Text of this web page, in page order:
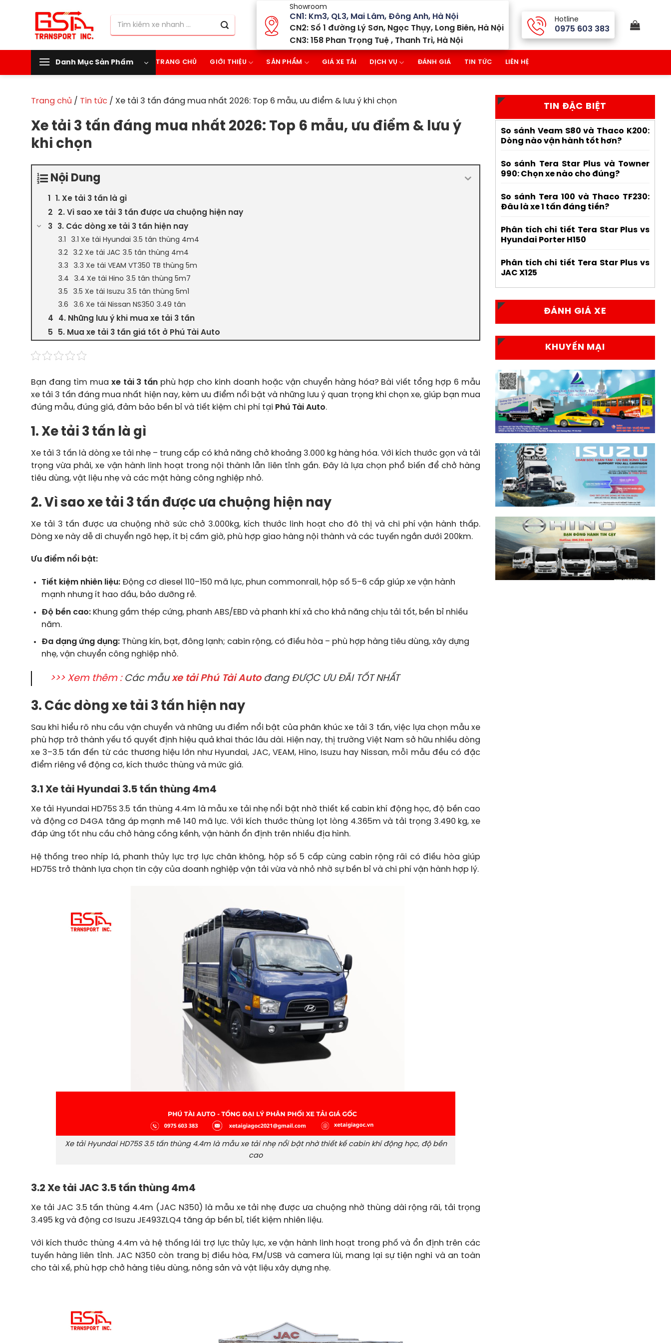
Tìm
Showroom
CN1: Km3, QL3, Mai Lâm, Đông Anh, Hà Nội
CN2: Số 1 đường Lý Sơn, Ngọc Thụy, Long Biên, Hà Nội
CN3: 158 Phan Trọng Tuệ , Thanh Trì, Hà Nội
Hotline
0975 603 383
Danh Mục Sản Phẩm TRANG CHỦ GIỚI THIỆU SẢN PHẨM GIÁ XE TẢI DỊCH VỤ ĐÁNH GIÁ TIN TỨC LIÊN HỆ
Trang chủ / Tin tức / Xe tải 3 tấn đáng mua nhất 2026: Top 6 mẫu, ưu điểm & lưu ý khi chọn
Xe tải 3 tấn đáng mua nhất 2026: Top 6 mẫu, ưu điểm & lưu ý
khi chọn
Nội Dung
1. Xe tải 3 tấn là gì
2. Vì sao xe tải 3 tấn được ưa chuộng hiện nay
3. Các dòng xe tải 3 tấn hiện nay
3.1 Xe tải Hyundai 3.5 tấn thùng 4m4
3.2 Xe tải JAC 3.5 tấn thùng 4m4
3.3 Xe tải VEAM VT350 TB thùng 5m
3.4 Xe tải Hino 3.5 tấn thùng 5m7
3.5 Xe tải Isuzu 3.5 tấn thùng 5m1
3.6 Xe tải Nissan NS350 3.49 tấn
4. Những lưu ý khi mua xe tải 3 tấn
5. Mua xe tải 3 tấn giá tốt ở Phú Tài Auto
Bạn đang tìm mua xe tải 3 tấn phù hợp cho kinh doanh hoặc vận chuyển hàng hóa? Bài viết tổng hợp 6 mẫu
xe tải 3 tấn đáng mua nhất hiện nay, kèm ưu điểm nổi bật và những lưu ý quan trọng khi chọn xe, giúp bạn mua
đúng mẫu, đúng giá, đảm bảo bền bỉ và tiết kiệm chi phí tại Phú Tài Auto.
1. Xe tải 3 tấn là gì
Xe tải 3 tấn là dòng xe tải nhẹ – trung cấp có khả năng chở khoảng 3.000 kg hàng hóa. Với kích thước gọn và tải
trọng vừa phải, xe vận hành linh hoạt trong nội thành lẫn liên tỉnh gần. Đây là lựa chọn phổ biến để chở hàng
tiêu dùng, vật liệu nhẹ và các mặt hàng công nghiệp nhỏ.
2. Vì sao xe tải 3 tấn được ưa chuộng hiện nay
Xe tải 3 tấn được ưa chuộng nhờ sức chở 3.000kg, kích thước linh hoạt cho đô thị và chi phí vận hành thấp.
Dòng xe này dễ di chuyển ngõ hẹp, ít bị cấm giờ, phù hợp giao hàng nội thành và các tuyến ngắn dưới 200km.
Ưu điểm nổi bật:
Tiết kiệm nhiên liệu:Động cơ diesel 110–150 mã lực, phun commonrail, hộp số 5–6 cấp giúp xe vận hành
mạnh nhưng ít hao dầu, bảo dưỡng rẻ.
Độ bền cao:Khung gầm thép cứng, phanh ABS/EBD và phanh khí xả cho khả năng chịu tải tốt, bền bỉ nhiều
năm.
Đa dạng ứng dụng:Thùng kín, bạt, đông lạnh; cabin rộng, có điều hòa – phù hợp hàng tiêu dùng, xây dựng
nhẹ, vận chuyển công nghiệp nhỏ.
>>> Xem thêm :Các mẫuxe tải Phú Tài Autođang ĐƯỢC ƯU ĐÃI TỐT NHẤT
3. Các dòng xe tải 3 tấn hiện nay
Sau khi hiểu rõ nhu cầu vận chuyển và những ưu điểm nổi bật của phân khúc xe tải 3 tấn, việc lựa chọn mẫu xe
phù hợp trở thành yếu tố quyết định hiệu quả khai thác lâu dài. Hiện nay, thị trường Việt Nam sở hữu nhiều dòng
xe 3–3.5 tấn đến từ các thương hiệu lớn như Hyundai, JAC, VEAM, Hino, Isuzu hay Nissan, mỗi mẫu đều có đặc
điểm riêng về động cơ, kích thước thùng và mức giá.
3.1 Xe tải Hyundai 3.5 tấn thùng 4m4
Xe tải Hyundai HD75S 3.5 tấn thùng 4.4m là mẫu xe tải nhẹ nổi bật nhờ thiết kế cabin khí động học, độ bền cao
và động cơ D4GA tăng áp mạnh mẽ 140 mã lực. Với kích thước thùng lọt lòng 4.365m và tải trọng 3.490 kg, xe
đáp ứng tốt nhu cầu chở hàng cồng kềnh, vận hành ổn định trên nhiều địa hình.
Hệ thống treo nhíp lá, phanh thủy lực trợ lực chân không, hộp số 5 cấp cùng cabin rộng rãi có điều hòa giúp
HD75S trở thành lựa chọn tin cậy của doanh nghiệp vận tải vừa và nhỏ nhờ sự bền bỉ và chi phí vận hành hợp lý.
Xe tải Hyundai HD75S 3.5 tấn thùng 4.4m là mẫu xe tải nhẹ nổi bật nhờ thiết kế cabin khí động học, độ bền
cao
3.2 Xe tải JAC 3.5 tấn thùng 4m4
Xe tải JAC 3.5 tấn thùng 4.4m (JAC N350) là mẫu xe tải nhẹ được ưa chuộng nhờ thùng dài rộng rãi, tải trọng
3.495 kg và động cơ Isuzu JE493ZLQ4 tăng áp bền bỉ, tiết kiệm nhiên liệu.
Với kích thước thùng 4.4m và hệ thống lái trợ lực thủy lực, xe vận hành linh hoạt trong phố và ổn định trên các
tuyến hàng liên tỉnh. JAC N350 còn trang bị điều hòa, FM/USB và camera lùi, mang lại sự tiện nghi và an toàn
cho tài xế, phù hợp chở hàng tiêu dùng, nông sản và vật liệu xây dựng nhẹ.
TIN ĐẶC BIỆT
So sánh Veam S80 và Thaco K200:
Dòng nào vận hành tốt hơn?
So sánh Tera Star Plus và Towner
990: Chọn xe nào cho đúng?
So sánh Tera 100 và Thaco TF230:
Đâu là xe 1 tấn đáng tiền?
Phân tích chi tiết Tera Star Plus vs
Hyundai Porter H150
Phân tích chi tiết Tera Star Plus vs
JAC X125
ĐÁNH GIÁ XE
KHUYẾN MẠI